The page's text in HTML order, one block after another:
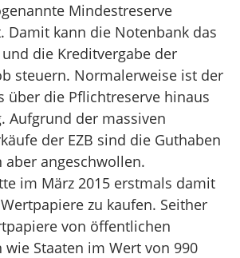
Mindestreserve
Damit kann die Notenbank das
die Kreditvergabe der
steuern. Normalerweise ist der
über die Pflichtreserve hinaus
Aufgrund der massiven
der EZB sind die Guthaben
aber angeschwollen.
im März 2015 erstmals damit
zu kaufen. Seither
von öffentlichen
wie Staaten im Wert von 990